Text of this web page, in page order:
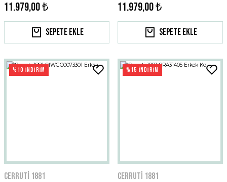
11.979,00 ₺
Sepete Ekle
11.979,00 ₺
Sepete Ekle
%10 İNDİRİM
Cerruti 1881
%15 İNDİRİM
Cerruti 1881